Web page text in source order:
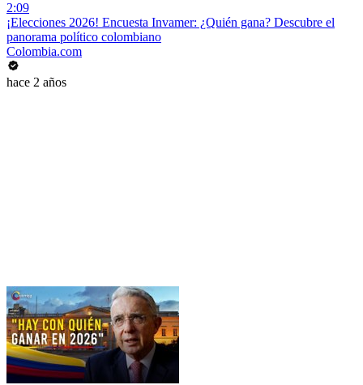
2:09
¡Elecciones 2026! Encuesta Invamer: ¿Quién gana? Descubre el
panorama político colombiano
Colombia.com
hace 2 años